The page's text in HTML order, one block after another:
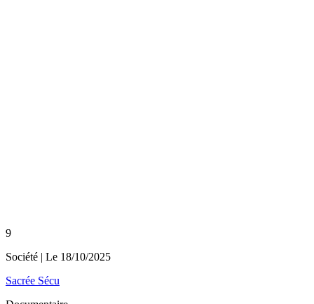
9
Société | Le 18/10/2025
Sacrée Sécu